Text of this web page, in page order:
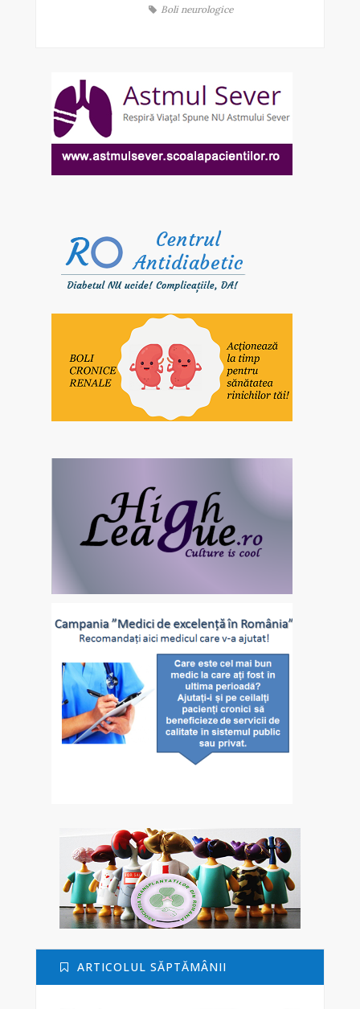
Boli neurologice
ARTICOLUL SĂPTĂMÂNII